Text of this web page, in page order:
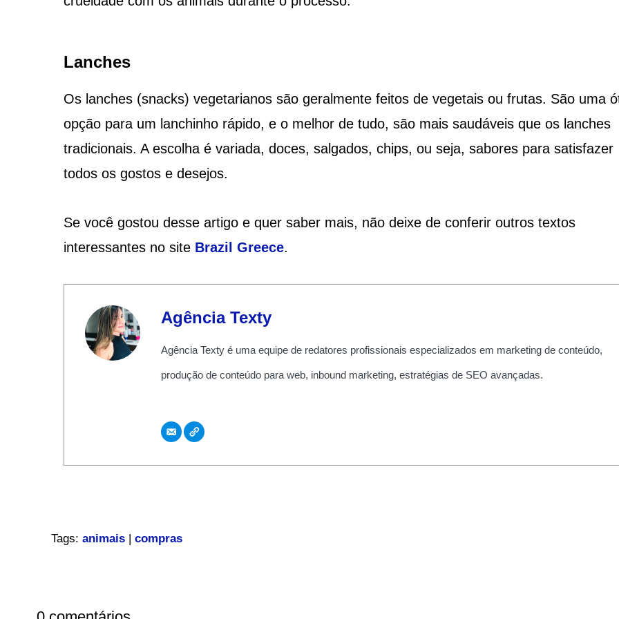
Lanches
Os lanches (snacks) vegetarianos são geralmente feitos de vegetais ou frutas. São uma
opção para um lanchinho rápido, e o melhor de tudo, são mais saudáveis ​​que os lanches
tradicionais. A escolha é variada, doces, salgados, chips, ou seja, sabores para satisfazer
todos os gostos e desejos.
Se você gostou desse artigo e quer saber mais, não deixe de conferir outros textos
interessantes no site Brazil Greece.
Agência Texty
Agência Texty é uma equipe de redatores profissionais especializados em marketing de conteúdo,
produção de conteúdo para web, inbound marketing, estratégias de SEO avançadas.
Tags: animais| compras